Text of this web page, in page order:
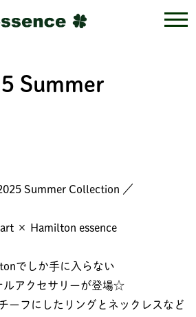
Summer
Summer Collection ／
× Hamilton essence
でしか手に入らない
ルアクセサリーが登場☆
ーフにしたリングとネックレスなど